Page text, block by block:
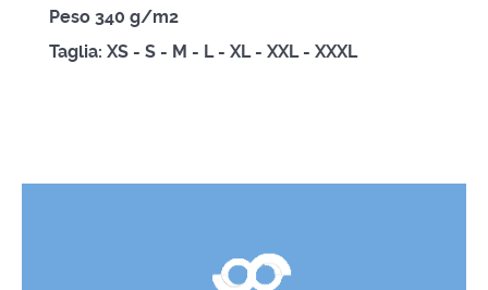
Peso 340 g/m2
Taglia: XS - S - M - L - XL - XXL - XXXL